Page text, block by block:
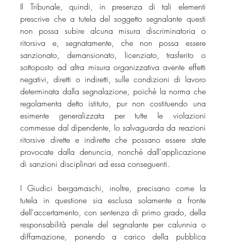
Il Tribunale, quindi, in presenza di tali elementi
prescrive che a tutela del soggetto segnalante questi
non possa subire alcuna misura discriminatoria o
ritorsiva e, segnatamente, che non possa essere
sanzionato, demansionato, licenziato, trasferito o
sottoposto ad altra misura organizzativa avente effetti
negativi, diretti o indiretti, sulle condizioni di lavoro
determinata dalla segnalazione, poiché la norma che
regolamenta detto istituto, pur non costituendo una
esimente generalizzata per tutte le violazioni
commesse dal dipendente, lo salvaguarda da reazioni
ritorsive dirette e indirette che possano essere state
provocate dalla denuncia, nonché dall'applicazione
di sanzioni disciplinari ad essa conseguenti.
I Giudici bergamaschi, inoltre, precisano come la
tutela in questione sia esclusa solamente a fronte
dell'accertamento, con sentenza di primo grado, della
responsabilità penale del segnalante per calunnia o
diffamazione, ponendo a carico della pubblica